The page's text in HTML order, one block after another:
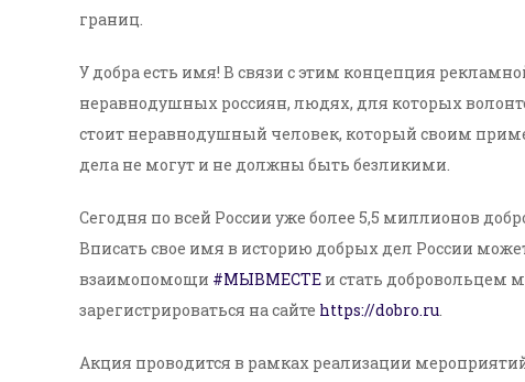
границ.
У добра есть имя! В связи с этим концепция
неравнодушных россиян, людях, для которых
стоит неравнодушный человек, который своим
дела не могут и не должны быть безликими.
Сегодня по всей России уже более 5,5 миллионов
Вписать свое имя в историю добрых дел России
взаимопомощи #МЫВМЕСТЕ и стать добровольцем
зарегистрироваться на сайте https://dobro.ru
Акция проводится в рамках реализации